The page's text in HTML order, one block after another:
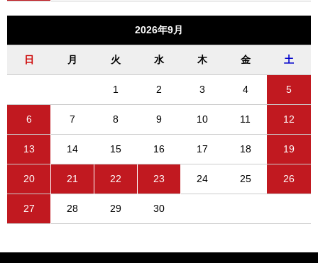
2026年9月
日 月 火 水 木 金 土
1 2 3 4 5
6 7 8 9 10 11 12
13 14 15 16 17 18 19
20 21 22 23 24 25 26
27 28 29 30